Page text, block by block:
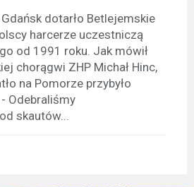
dotarło Betlejemskie
harcerze uczestniczą
od 1991 roku. Jak mówił
chorągwi ZHP Michał Hinc,
na Pomorze przybyło
Odebraliśmy
skautów...